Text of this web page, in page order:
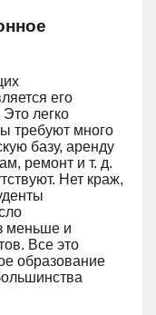
его
легко
требуют много
базу, аренду
ремонт и т. д.
Нет краж,
меньше и
Все это
образование